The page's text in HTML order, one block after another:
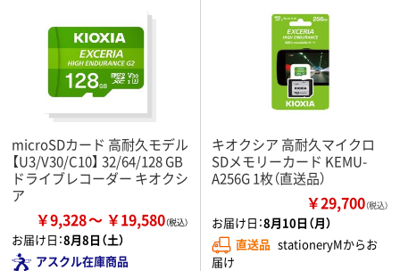
microSDカード 高耐久モデル
【U3/V30/C10】 32/64/128 GB
ドライブレコーダー キオクシ
ア
￥9,328 ￥19,580
お届け日：8月8日（土）
アスクル在庫商品
キオクシア 高耐久マイクロ
SDメモリーカード KEMU-
A256G 1枚（直送品）
￥29,700（税込）
お届け日：8月10日（月）
直送品 stationeryMからお
届け